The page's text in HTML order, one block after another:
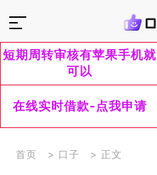
短期周转审核有苹果手机就
可以
在线实时借款-点我申请
首页 > 口子 > 正文